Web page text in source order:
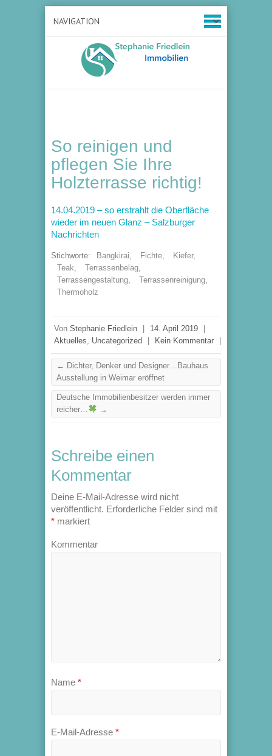
So reinigen und
pflegen Sie Ihre
Holzterrasse richtig!
14.04.2019 – so erstrahlt die Oberfläche
wieder im neuen Glanz – Salzburger
Nachrichten
Stichworte: Bangkirai, Fichte, Kiefer,
Teak, Terrassenbelag,
Terrassengestaltung, Terrassenreinigung,
Thermoholz
Von Stephanie Friedlein 14. April 2019
Aktuelles, Uncategorized Kein Kommentar
← Dichter, Denker und Designer…Bauhaus
Ausstellung in Weimar eröffnet
Deutsche Immobilienbesitzer werden immer
reicher…
→
Schreibe einen
Kommentar
Deine E-Mail-Adresse wird nicht
veröffentlicht. Erforderliche Felder sind mit
* markiert
Kommentar
Name *
E-Mail-Adresse *